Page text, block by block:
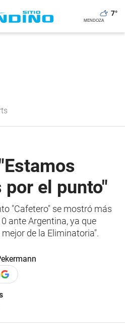
7°
el punto"
"Cafetero" se mostró más
ante Argentina, ya que
de la Eliminatoria".